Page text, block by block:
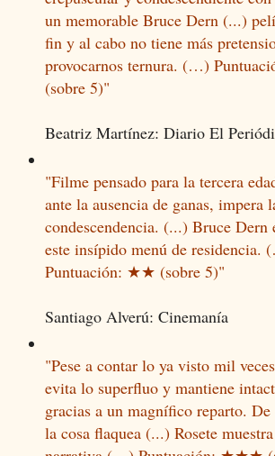
un memorable Bruce Dern (...)
fin y al cabo no tiene más
provocarnos ternura. (…)
(sobre 5)"
Beatriz Martínez: Diario El
"Filme pensado para la tercera
ante la ausencia de ganas, impera
condescendencia. (...) Bruce Dern
este insípido menú de residencia.
Puntuación: ★★ (sobre 5)"
Santiago Alverú: Cinemanía
"Pese a contar lo ya visto mil
evita lo superfluo y mantiene
gracias a un magnífico reparto.
la cosa flaquea (...) Rosete